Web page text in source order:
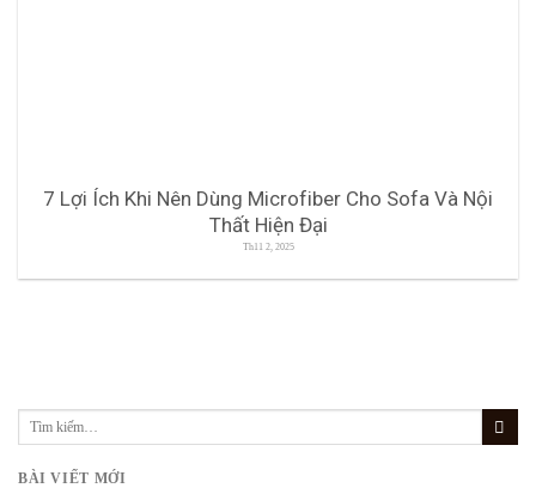
7 Lợi Ích Khi Nên Dùng Microfiber Cho Sofa Và Nội
Thất Hiện Đại
Th11 2, 2025
BÀI VIẾT MỚI